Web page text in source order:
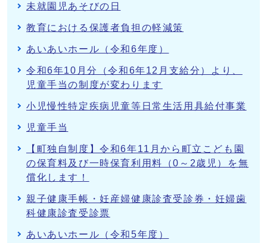
未就園児あそびの日
教育における保護者負担の軽減策
あいあいホール（令和6年度）
令和6年10月分（令和6年12月支給分）より、
児童手当の制度が変わります
小児慢性特定疾病児童等日常生活用具給付事業
児童手当
【町独自制度】令和6年11月から町立こども園
の保育料及び一時保育利用料（0～2歳児）を無
償化します！
親子健康手帳・妊産婦健康診査受診券・妊婦歯
科健康診査受診票
あいあいホール（令和5年度）